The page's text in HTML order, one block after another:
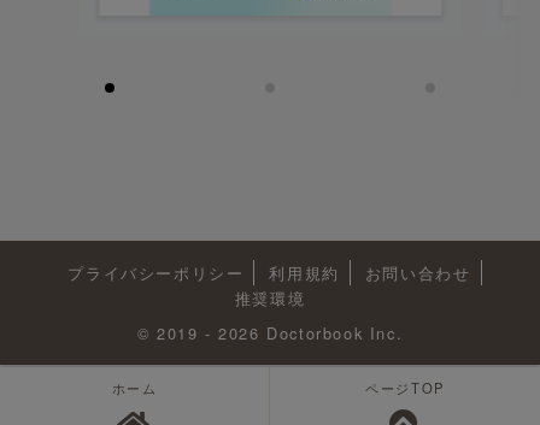
測定場所
プライバシーポリシー 利用規約
お問い合わせ
推奨環境
© 2019 - 2026 Doctorbook Inc.
ホーム ページTOP